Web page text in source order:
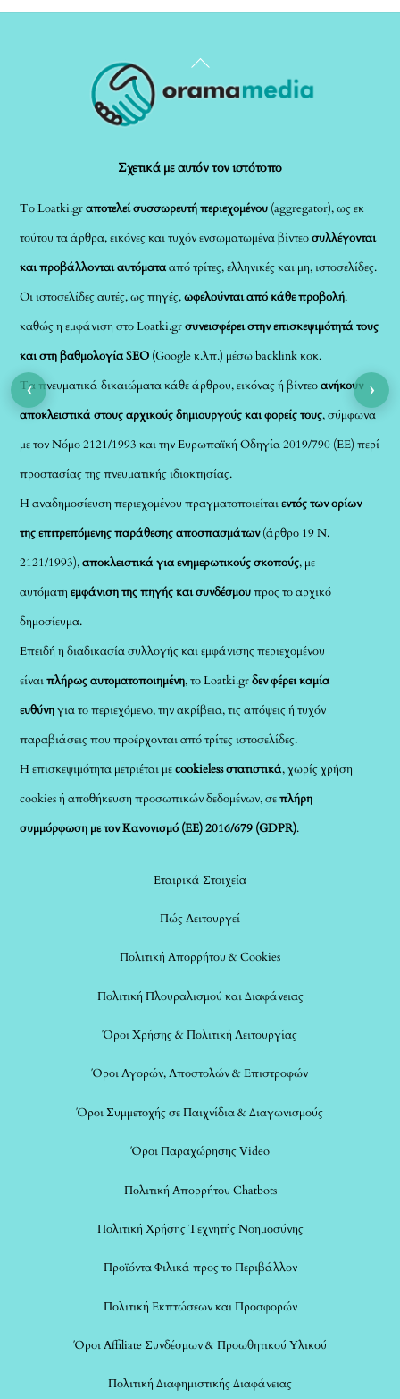
Back
To
Σχετικά με αυτόν τον ιστότοπο
Το Loatki.grαποτελεί συσσωρευτή περιεχομένου (aggregator), ως εκ
τούτου τα άρθρα, εικόνες και τυχόν ενσωματωμένα βίντεοσυλλέγονται
και προβάλλονται αυτόματααπό τρίτες, ελληνικές και μη, ιστοσελίδες.
Οι ιστοσελίδες αυτές, ως πηγές,ωφελούνται από κάθε προβολή,
καθώς η εμφάνιση στο Loatki.grσυνεισφέρει στην επισκεψιμότητά τους
και στη βαθμολογία SEO (Google κ.λπ.) μέσω backlink κοκ.
Τα πνευματικά δικαιώματα κάθε άρθρου, εικόνας ή βίντεοανήκουν
αποκλειστικά στους αρχικούς δημιουργούς και φορείς τους, σύμφωνα
με τον Νόμο 2121/1993 και την Ευρωπαϊκή Οδηγία 2019/790 (ΕΕ) περί
προστασίας της πνευματικής ιδιοκτησίας.
Η αναδημοσίευση περιεχομένου πραγματοποιείταιεντός των ορίων
της επιτρεπόμενης παράθεσης αποσπασμάτων(άρθρο 19 Ν.
2121/1993),αποκλειστικά για ενημερωτικούς σκοπούς, με
αυτόματηεμφάνιση της πηγής και συνδέσμουπρος το αρχικό
δημοσίευμα.
Επειδή η διαδικασία συλλογής και εμφάνισης περιεχομένου
είναιπλήρως αυτοματοποιημένη, το Loatki.grδεν φέρει καμία
ευθύνηγια το περιεχόμενο, την ακρίβεια, τις απόψεις ή τυχόν
παραβιάσεις που προέρχονται από τρίτες ιστοσελίδες.
Η επισκεψιμότητα μετριέται μεcookieless στατιστικά, χωρίς χρήση
cookies ή αποθήκευση προσωπικών δεδομένων, σεπλήρη
συμμόρφωση με τον Κανονισμό (ΕΕ) 2016/679 (GDPR).
Εταιρικά Στοιχεία
Πώς Λειτουργεί
Πολιτική Απορρήτου & Cookies
Πολιτική Πλουραλισμού και Διαφάνειας
Όροι Χρήσης & Πολιτική Λειτουργίας
Όροι Αγορών, Αποστολών & Επιστροφών
Όροι Συμμετοχής σε Παιχνίδια & Διαγωνισμούς
Όροι Παραχώρησης Video
Πολιτική Απορρήτου Chatbots
Πολιτική Χρήσης Τεχνητής Νοημοσύνης
Προϊόντα Φιλικά προς το Περιβάλλον
Πολιτική Εκπτώσεων και Προσφορών
Όροι Affiliate Συνδέσμων & Προωθητικού Υλικού
Πολιτική Διαφημιστικής Διαφάνειας
‹ ›